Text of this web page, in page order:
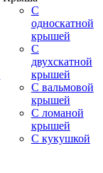
С
односкатной
крышей
С
двухскатной
крышей
С вальмовой
крышей
С ломаной
крышей
С кукушкой